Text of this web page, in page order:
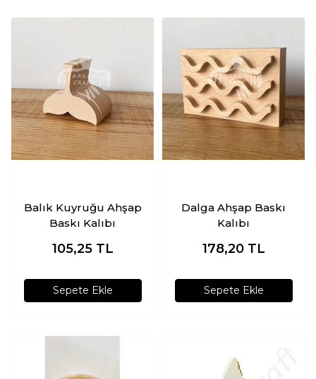
Balık Kuyruğu Ahşap
Baskı Kalıbı
105,25 TL
Sepete Ekle
Dalga Ahşap Baskı
Kalıbı
178,20 TL
Sepete Ekle